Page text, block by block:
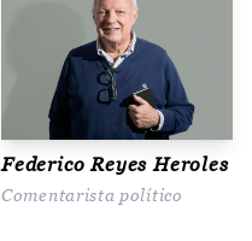
Federico Reyes Heroles
Comentarista político